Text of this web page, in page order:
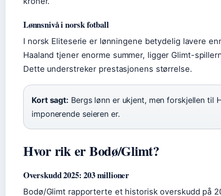
Lønnsnivå i norsk fotball
I norsk Eliteserie er lønningene betydelig lavere
Haaland tjener enorme summer, ligger Glimt-
Dette understreker prestasjonens størrelse.
Kort sagt: Bergs lønn er ukjent, men forskjellen til
imponerende seieren er.
Hvor rik er Bodø/Glimt?
Overskudd 2025: 203 millioner
Bodø/Glimt rapporterte et historisk overskudd på